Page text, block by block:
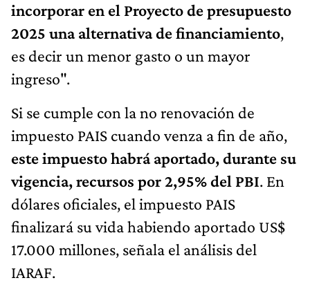
incorporar en el Proyecto de presupuesto
2025 una alternativa de financiamiento,
es decir un menor gasto o un mayor
ingreso".
Si se cumple con la no renovación de
impuesto PAIS cuando venza a fin de año,
este impuesto habrá aportado, durante su
vigencia, recursos por 2,95% del PBI. En
dólares oficiales, el impuesto PAIS
finalizará su vida habiendo aportado US$
17.000 millones, señala el análisis del
IARAF.